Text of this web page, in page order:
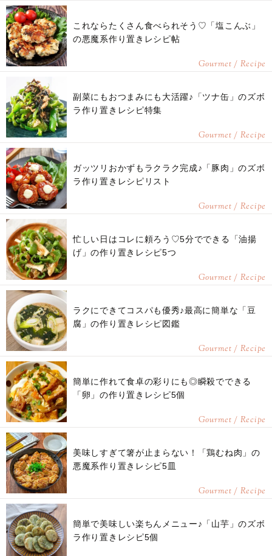
これならたくさん食べられそう♡「塩こんぶ」
の悪魔系作り置きレシピ帖
Gourmet / Recipe
副菜にもおつまみにも大活躍♪「ツナ缶」のズボ
ラ作り置きレシピ特集
Gourmet / Recipe
ガッツリおかずもラクラク完成♪「豚肉」のズボ
ラ作り置きレシピリスト
Gourmet / Recipe
忙しい日はコレに頼ろう♡5分でできる「油揚
げ」の作り置きレシピ5つ
Gourmet / Recipe
ラクにできてコスパも優秀♪最高に簡単な「豆
腐」の作り置きレシピ図鑑
Gourmet / Recipe
簡単に作れて食卓の彩りにも◎瞬殺でできる
「卵」の作り置きレシピ5個
Gourmet / Recipe
美味しすぎて箸が止まらない！「鶏むね肉」の
悪魔系作り置きレシピ5皿
Gourmet / Recipe
簡単で美味しい楽ちんメニュー♪「山芋」のズボ
ラ作り置きレシピ5個